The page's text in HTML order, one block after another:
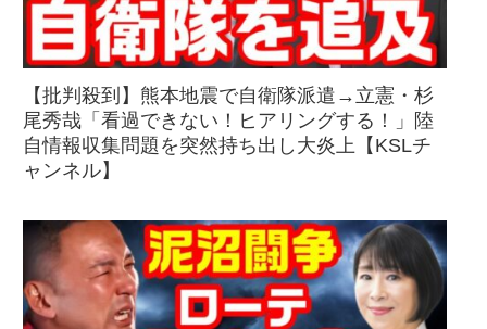
【批判殺到】熊本地震で自衛隊派遣→立憲・杉
尾秀哉「看過できない！ヒアリングする！」陸
自情報収集問題を突然持ち出し大炎上【KSLチ
ャンネル】